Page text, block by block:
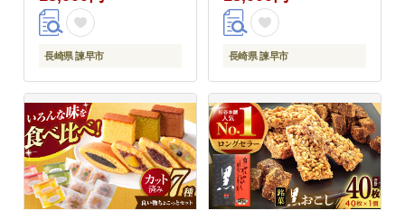
長崎県 諫早市 長崎県 諫早市